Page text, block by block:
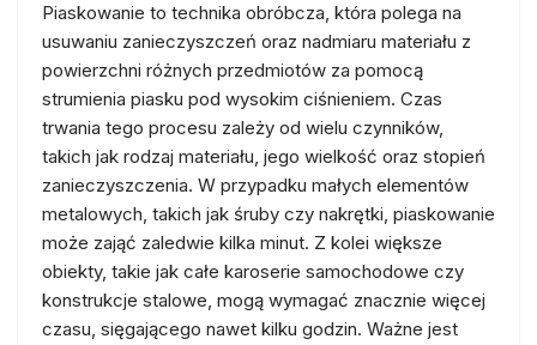
Piaskowanie to technika obróbcza, która polega na
usuwaniu zanieczyszczeń oraz nadmiaru materiału z
powierzchni różnych przedmiotów za pomocą
strumienia piasku pod wysokim ciśnieniem. Czas
trwania tego procesu zależy od wielu czynników,
takich jak rodzaj materiału, jego wielkość oraz stopień
zanieczyszczenia. W przypadku małych elementów
metalowych, takich jak śruby czy nakrętki, piaskowanie
może zająć zaledwie kilka minut. Z kolei większe
obiekty, takie jak całe karoserie samochodowe czy
konstrukcje stalowe, mogą wymagać znacznie więcej
czasu, sięgającego nawet kilku godzin. Ważne jest